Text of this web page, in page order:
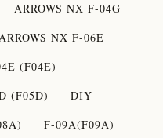
ARROWS NX F-04G
NX F-06E
(F04E)
(F05D)
DIY
F-09A(F09A)